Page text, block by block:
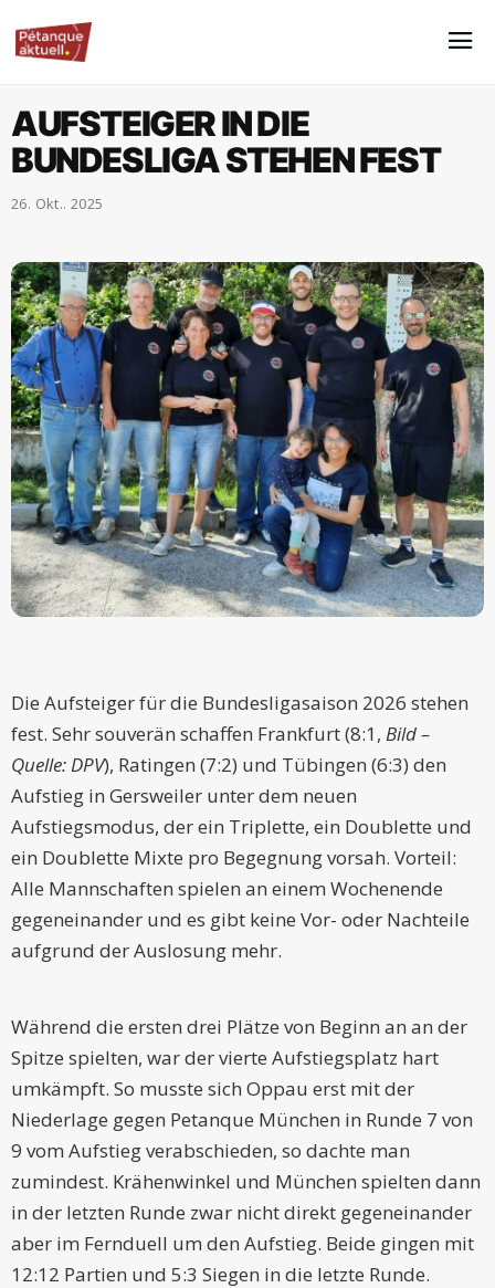
AUFSTEIGER IN DIE
BUNDESLIGA STEHEN FEST
26. Okt.. 2025
Die Aufsteiger für die Bundesligasaison 2026 stehen
fest. Sehr souverän schaffen Frankfurt (8:1, Bild –
Quelle: DPV), Ratingen (7:2) und Tübingen (6:3) den
Aufstieg in Gersweiler unter dem neuen
Aufstiegsmodus, der ein Triplette, ein Doublette und
ein Doublette Mixte pro Begegnung vorsah. Vorteil:
Alle Mannschaften spielen an einem Wochenende
gegeneinander und es gibt keine Vor- oder Nachteile
aufgrund der Auslosung mehr.
Während die ersten drei Plätze von Beginn an an der
Spitze spielten, war der vierte Aufstiegsplatz hart
umkämpft. So musste sich Oppau erst mit der
Niederlage gegen Petanque München in Runde 7 von
9 vom Aufstieg verabschieden, so dachte man
zumindest. Krähenwinkel und München spielten dann
in der letzten Runde zwar nicht direkt gegeneinander
aber im Fernduell um den Aufstieg. Beide gingen mit
12:12 Partien und 5:3 Siegen in die letzte Runde.